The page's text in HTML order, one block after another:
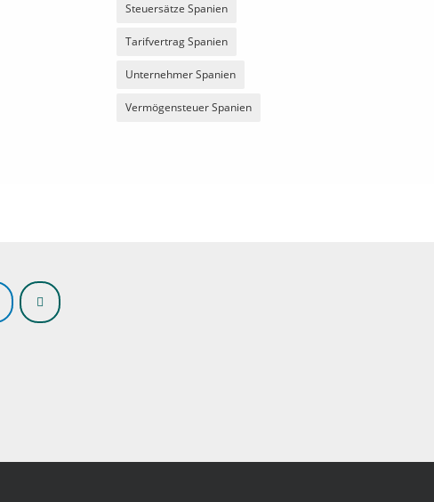
Steuersätze Spanien
Tarifvertrag Spanien
Unternehmer Spanien
Vermögensteuer Spanien